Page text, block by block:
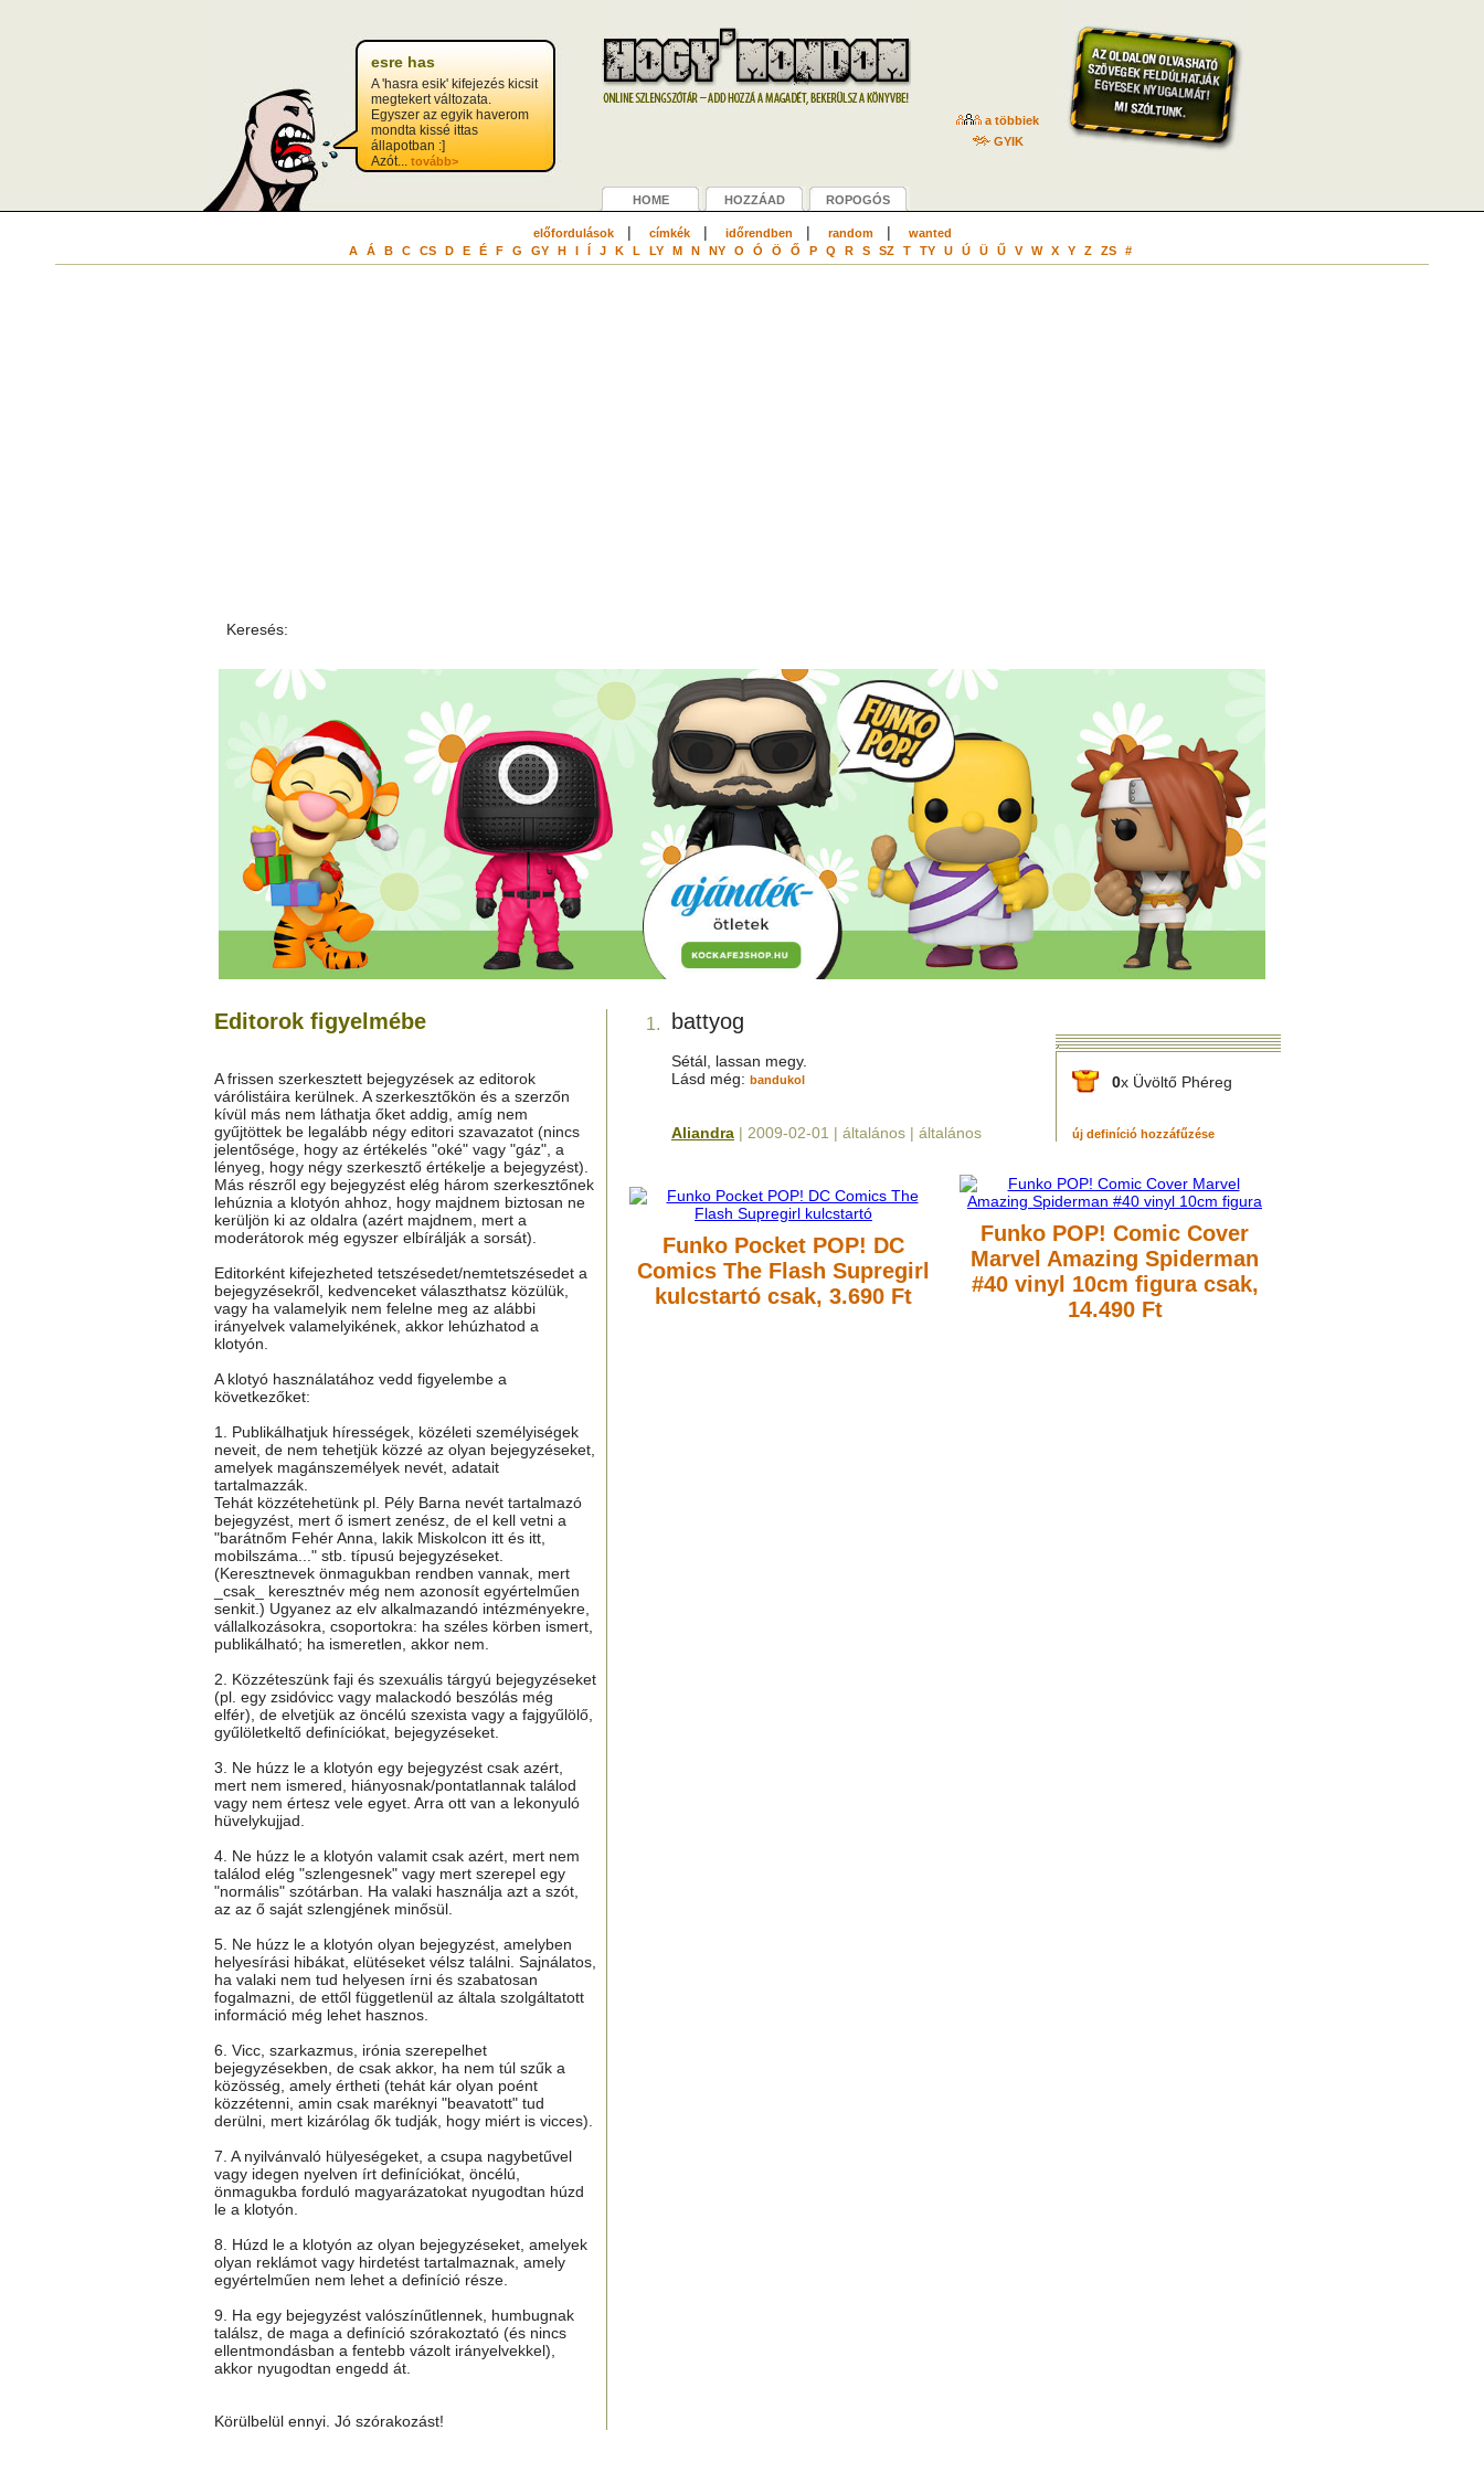
esre has
A 'hasra esik' kifejezés kicsit
megtekert változata.
Egyszer az egyik haverom
mondta kissé ittas
állapotban :]
Azót... tovább>
a többiek
GYIK
HOME HOZZÁAD ROPOGÓS
előfordulások| címkék| időrendben | random|
wanted
A
Á B C CS D E É F G GY H I Í J K L LY M N NY O Ó Ö Ő P Q R S SZ T TY U Ú Ü Ű V W X Y Z ZS #
Keresés:
Editorok figyelmébe
A frissen szerkesztett bejegyzések az editorok
várólistáira kerülnek. A szerkesztőkön és a szerzőn
kívül más nem láthatja őket addig, amíg nem
gyűjtöttek be legalább négy editori szavazatot (nincs
jelentősége, hogy az értékelés "oké" vagy "gáz", a
lényeg, hogy négy szerkesztő értékelje a bejegyzést).
Más részről egy bejegyzést elég három szerkesztőnek
lehúznia a klotyón ahhoz, hogy majdnem biztosan ne
kerüljön ki az oldalra (azért majdnem, mert a
moderátorok még egyszer elbírálják a sorsát).
Editorként kifejezheted tetszésedet/nemtetszésedet a
bejegyzésekről, kedvenceket választhatsz közülük,
vagy ha valamelyik nem felelne meg az alábbi
irányelvek valamelyikének, akkor lehúzhatod a
klotyón.
A klotyó használatához vedd figyelembe a
következőket:
1. Publikálhatjuk hírességek, közéleti személyiségek
neveit, de nem tehetjük közzé az olyan bejegyzéseket,
amelyek magánszemélyek nevét, adatait
tartalmazzák.
Tehát közzétehetünk pl. Pély Barna nevét tartalmazó
bejegyzést, mert ő ismert zenész, de el kell vetni a
"barátnőm Fehér Anna, lakik Miskolcon itt és itt,
mobilszáma..." stb. típusú bejegyzéseket.
(Keresztnevek önmagukban rendben vannak, mert
_csak_ keresztnév még nem azonosít egyértelműen
senkit.) Ugyanez az elv alkalmazandó intézményekre,
vállalkozásokra, csoportokra: ha széles körben ismert,
publikálható; ha ismeretlen, akkor nem.
2. Közzéteszünk faji és szexuális tárgyú bejegyzéseket
(pl. egy zsidóvicc vagy malackodó beszólás még
elfér), de elvetjük az öncélú szexista vagy a fajgyűlölő,
gyűlöletkeltő definíciókat, bejegyzéseket.
3. Ne húzz le a klotyón egy bejegyzést csak azért,
mert nem ismered, hiányosnak/pontatlannak találod
vagy nem értesz vele egyet. Arra ott van a lekonyuló
hüvelykujjad.
4. Ne húzz le a klotyón valamit csak azért, mert nem
találod elég "szlengesnek" vagy mert szerepel egy
"normális" szótárban. Ha valaki használja azt a szót,
az az ő saját szlengjének minősül.
5. Ne húzz le a klotyón olyan bejegyzést, amelyben
helyesírási hibákat, elütéseket vélsz találni. Sajnálatos,
ha valaki nem tud helyesen írni és szabatosan
fogalmazni, de ettől függetlenül az általa szolgáltatott
információ még lehet hasznos.
6. Vicc, szarkazmus, irónia szerepelhet
bejegyzésekben, de csak akkor, ha nem túl szűk a
közösség, amely értheti (tehát kár olyan poént
közzétenni, amin csak maréknyi "beavatott" tud
derülni, mert kizárólag ők tudják, hogy miért is vicces).
7. A nyilvánvaló hülyeségeket, a csupa nagybetűvel
vagy idegen nyelven írt definíciókat, öncélú,
önmagukba forduló magyarázatokat nyugodtan húzd
le a klotyón.
8. Húzd le a klotyón az olyan bejegyzéseket, amelyek
olyan reklámot vagy hirdetést tartalmaznak, amely
egyértelműen nem lehet a definíció része.
9. Ha egy bejegyzést valószínűtlennek, humbugnak
találsz, de maga a definíció szórakoztató (és nincs
ellentmondásban a fentebb vázolt irányelvekkel),
akkor nyugodtan engedd át.
Körülbelül ennyi. Jó szórakozást!
1. battyog
Sétál, lassan megy.
Lásd még: bandukol 0x Üvöltő Phéreg
Aliandra | 2009-02-01 | általános | általános új definíció hozzáfűzése
Funko Pocket POP! DC
Comics The Flash Supregirl
kulcstartó csak, 3.690 Ft
Funko POP! Comic Cover
Marvel Amazing Spiderman
#40 vinyl 10cm figuracsak,
14.490 Ft